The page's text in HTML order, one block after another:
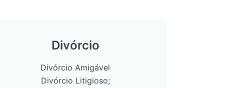
Divórcio
Divórcio Amigável
Divórcio Litigioso;